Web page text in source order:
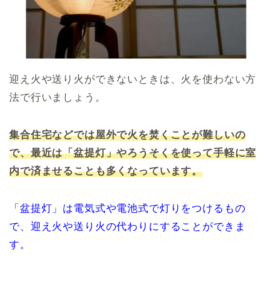
迎え火や送り火ができないときは、火を使わない方
法で行いましょう。
集合住宅などでは屋外で火を焚くことが難しいの
で、最近は「盆提灯」やろうそくを使って手軽に室
内で済ませることも多くなっています。
「盆提灯」は電気式や電池式で灯りをつけるもの
で、迎え火や送り火の代わりにすることができま
す。